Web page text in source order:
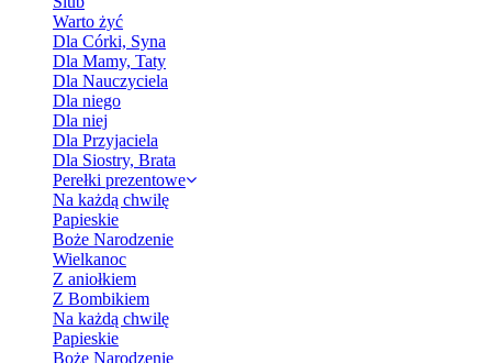
Warto żyć
Dla Córki, Syna
Dla Mamy, Taty
Dla Nauczyciela
Dla niego
Dla niej
Dla Przyjaciela
Dla Siostry, Brata
Perełki prezentowe
Na każdą chwilę
Papieskie
Boże Narodzenie
Wielkanoc
Z aniołkiem
Z Bombikiem
Na każdą chwilę
Papieskie
Boże Narodzenie